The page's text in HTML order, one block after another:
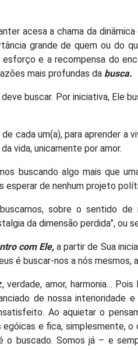
acesa a chama da dinâmica
grande de quem ou do
e a recompensa do
mais profundas da busca.
buscar. Por iniciativa, Ele
cada um(a), para aprender a
vida, unicamente por amor.
buscando algo mais que
esperar de nenhum projeto
sobre o sentido de
da dimensão perdida”, ou
com Ele, a partir de Sua
é buscar-nos a nós mesmos,
amor, harmonia…
de nossa interioridade
Ao aquietar o
e fica, simplesmente, o
buscado. Somos já – e